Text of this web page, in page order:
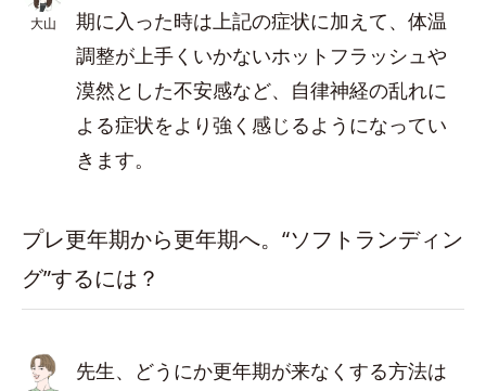
大山
期に入った時は上記の症状に加えて、体温
調整が上手くいかないホットフラッシュや
漠然とした不安感など、自律神経の乱れに
よる症状をより強く感じるようになってい
きます。
プレ更年期から更年期へ。“ソフトランディン
グ”するには？
先生、どうにか更年期が来なくする方法は